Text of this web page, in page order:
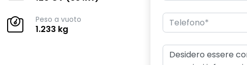
Peso a vuoto
1.233 kg